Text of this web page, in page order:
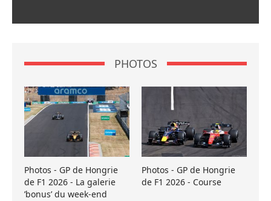
PHOTOS
Photos - GP de Hongrie
de F1 2026 - La galerie
’bonus’ du week-end
Photos - GP de Hongrie
de F1 2026 - Course